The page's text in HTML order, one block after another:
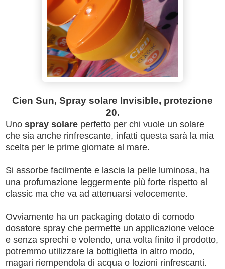
Cien Sun, Spray solare Invisible, protezione
20.
Uno spray solare perfetto per chi vuole un solare
che sia anche rinfrescante, infatti questa sarà la mia
scelta per le prime giornate al mare.
Si assorbe facilmente e lascia la pelle luminosa, ha
una profumazione leggermente più forte rispetto al
classic ma che va ad attenuarsi velocemente.
Ovviamente ha un packaging dotato di comodo
dosatore spray che permette un applicazione veloce
e senza sprechi e volendo, una volta finito il prodotto,
potremmo utilizzare la bottiglietta in altro modo,
magari riempendola di acqua o lozioni rinfrescanti.